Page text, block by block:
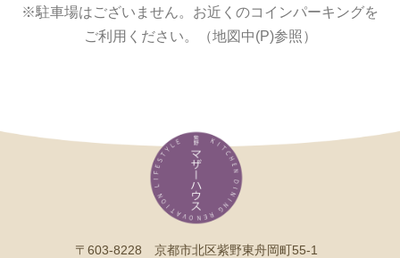
※駐車場はございません。お近くのコインパーキングを
ご利用ください。（地図中(P)参照）
〒603-8228 京都市北区紫野東舟岡町55-1